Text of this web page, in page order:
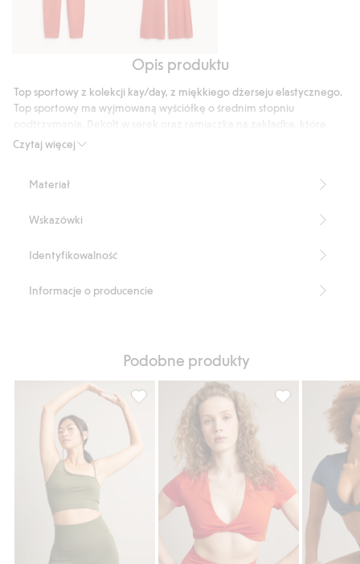
ćwiczeń,
kieszenią
Legginsy
ćwiczeń,
Opis produktu
Czytaj więcej
Top sportowy z kolekcji kay/day, z miękkiego dżerseju elastycznego.
Top sportowy ma wyjmowaną wyściółkę o średnim stopniu
stanowią elegancki akcent. Niezwykle miękki materiał o matowym
Wąski fason
Wyjmowana wyściółka
Delikatny detal na ramiączkach
Strecz
Supermiękkie
917567
Materiał
Wskazówki
Identyfikowalność
Informacje o producencie
Podobne produkty
Asymetryczny top sportowy, Dodaj do
Top z